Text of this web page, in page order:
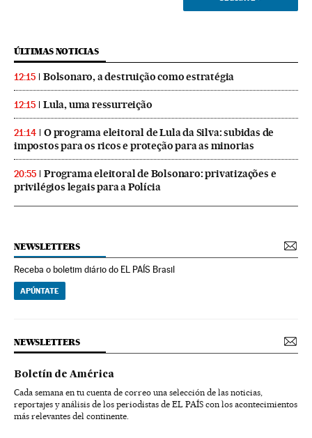
ÚLTIMAS NOTICIAS
12:15 Bolsonaro, a destruição como estratégia
12:15 Lula, uma ressurreição
21:14
O programa eleitoral de Lula da Silva: subidas de
impostos para os ricos e proteção para as minorias
20:55
Programa eleitoral de Bolsonaro: privatizações e
privilégios legais para a Polícia
NEWSLETTERS
Receba o boletim diário do EL PAÍS Brasil
APÚNTATE
NEWSLETTERS
Boletín de América
Cada semana en tu cuenta de correo una selección de las noticias,
reportajes y análisis de los periodistas de EL PAÍS con los acontecimientos
más relevantes del continente.